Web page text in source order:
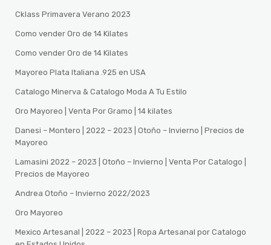
Cklass Primavera Verano 2023
Como vender Oro de 14 Kilates
Como vender Oro de 14 Kilates
Mayoreo Plata Italiana .925 en USA
Catalogo Minerva & Catalogo Moda A Tu Estilo
Oro Mayoreo | Venta Por Gramo | 14 kilates
Danesi – Montero | 2022 – 2023 | Otoño – Invierno | Precios de
Mayoreo
Lamasini 2022 – 2023 | Otoño – Invierno | Venta Por Catalogo |
Precios de Mayoreo
Andrea Otoño – Invierno 2022/2023
Oro Mayoreo
Mexico Artesanal | 2022 – 2023 | Ropa Artesanal por Catalogo